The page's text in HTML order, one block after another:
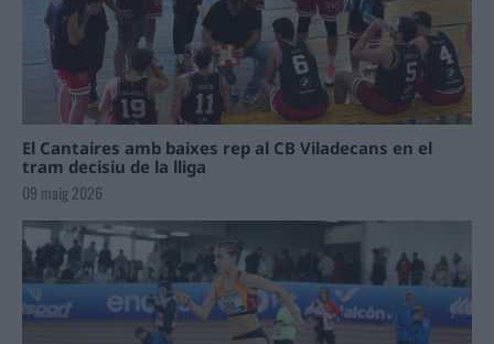
El Cantaires amb baixes rep al CB Viladecans en el
tram decisiu de la lliga
09 maig 2026